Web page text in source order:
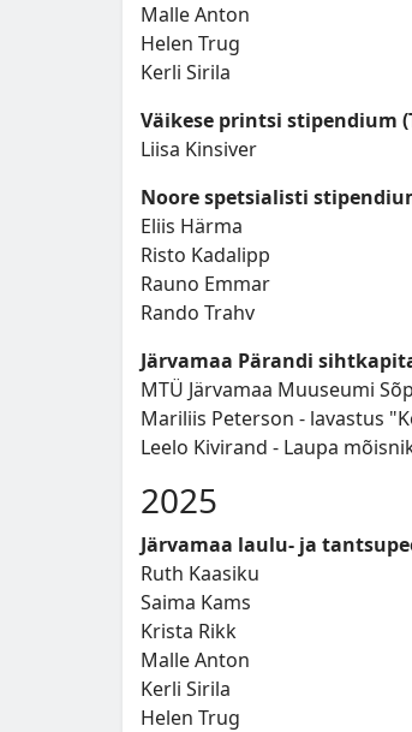
Malle Anton
Helen Trug
Kerli Sirila
Väikese printsi stipendium
Liisa Kinsiver
Noore spetsialisti
Eliis Härma
Risto Kadalipp
Rauno Emmar
Rando Trahv
Järvamaa Pärandi
MTÜ Järvamaa Muuseumi
Mariliis Peterson - lavastus
Leelo Kivirand - Laupa
2025
Järvamaa laulu- ja
Ruth Kaasiku
Saima Kams
Krista Rikk
Malle Anton
Kerli Sirila
Helen Trug